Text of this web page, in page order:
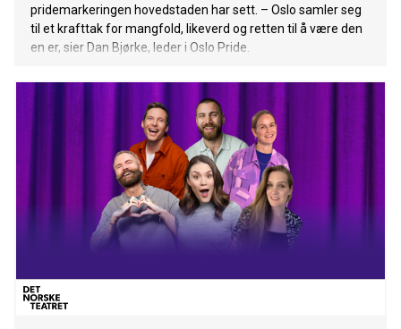
pridemarkeringen hovedstaden har sett. – Oslo samler seg
til et krafttak for mangfold, likeverd og retten til å være den
en er, sier Dan Bjørke, leder i Oslo Pride.